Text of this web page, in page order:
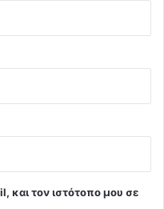
και τον ιστότοπο μου σε